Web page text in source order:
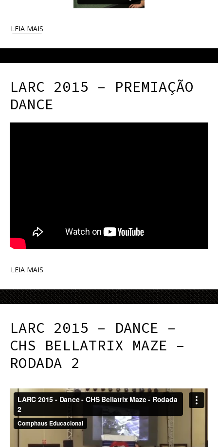
LEIA MAIS
LARC 2015 – PREMIAÇÃO
DANCE
LEIA MAIS
LARC 2015 – DANCE –
CHS BELLATRIX MAZE –
RODADA 2